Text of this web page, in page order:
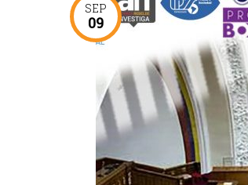
SEP
09